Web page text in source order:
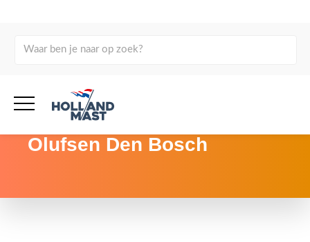
Bannerpoles Experience
Center Bang &amp;
Olufsen Den Bosch